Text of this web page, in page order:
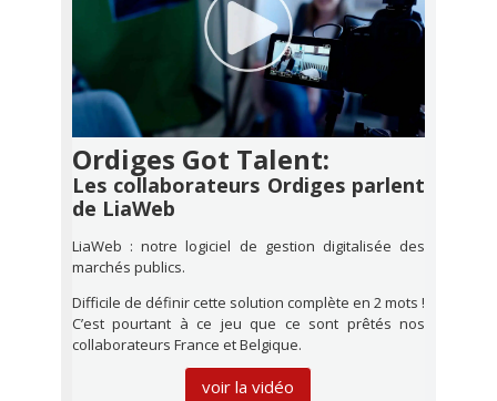
Ordiges Got Talent:
Les collaborateurs Ordiges parlent
de LiaWeb
LiaWeb : notre logiciel de gestion digitalisée des
marchés publics.
Difficile de définir cette solution complète en 2 mots !
C’est pourtant à ce jeu que ce sont prêtés nos
collaborateurs France et Belgique.
voir la vidéo